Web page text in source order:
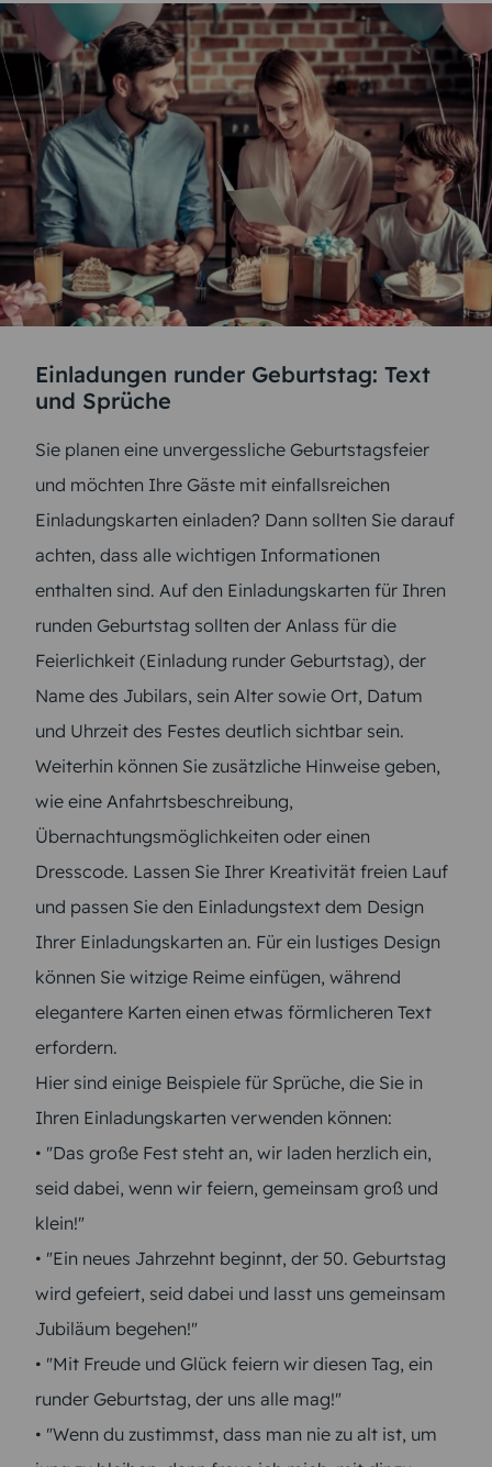
Einladungen runder Geburtstag: Text
und Sprüche
Sie planen eine unvergessliche Geburtstagsfeier
und möchten Ihre Gäste mit einfallsreichen
Einladungskarten einladen? Dann sollten Sie darauf
achten, dass alle wichtigen Informationen
enthalten sind. Auf den Einladungskarten für Ihren
runden Geburtstag sollten der Anlass für die
Feierlichkeit (Einladung runder Geburtstag), der
Name des Jubilars, sein Alter sowie Ort, Datum
und Uhrzeit des Festes deutlich sichtbar sein.
Weiterhin können Sie zusätzliche Hinweise geben,
wie eine Anfahrtsbeschreibung,
Übernachtungsmöglichkeiten oder einen
Dresscode. Lassen Sie Ihrer Kreativität freien Lauf
und passen Sie den Einladungstext dem Design
Ihrer Einladungskarten an. Für ein lustiges Design
können Sie witzige Reime einfügen, während
elegantere Karten einen etwas förmlicheren Text
erfordern.
Hier sind einige Beispiele für Sprüche, die Sie in
Ihren Einladungskarten verwenden können:
• "Das große Fest steht an, wir laden herzlich ein,
seid dabei, wenn wir feiern, gemeinsam groß und
klein!"
• "Ein neues Jahrzehnt beginnt, der 50. Geburtstag
wird gefeiert, seid dabei und lasst uns gemeinsam
Jubiläum begehen!"
• "Mit Freude und Glück feiern wir diesen Tag, ein
runder Geburtstag, der uns alle mag!"
• "Wenn du zustimmst, dass man nie zu alt ist, um